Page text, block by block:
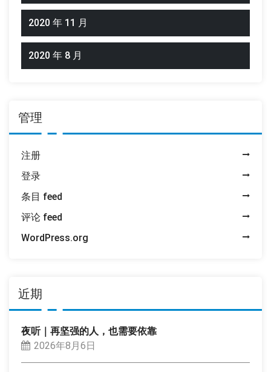
2020 年 11 月
2020 年 8 月
管理
注册
登录
条目 feed
评论 feed
WordPress.org
近期
夜听｜再坚强的人，也需要依靠
2026年8月6日